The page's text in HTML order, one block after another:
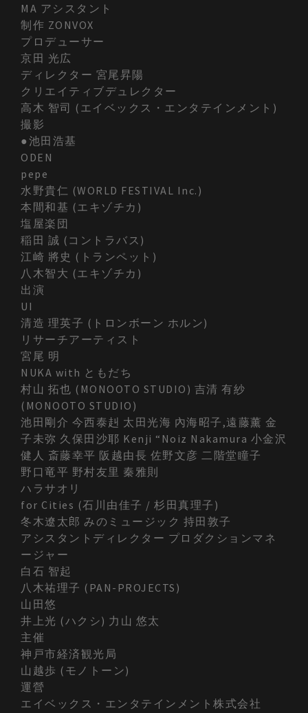
MA アシスタント
制作 ZONVOX
プロデューサー
京田 光広
ディレクター 宮尾昇陽
クリエイティブデュレクター
高木 智司 (エイベックス・エンタテインメント)
撮影
●池田浩基
ODEN
pepe
水野貴仁 (WORLD FESTIVAL Inc.)
本間和基 (エキゾチカ)
塩屋楽団
稲田 誠 (コントラバス)
江崎 將史 (トランペット)
八木智大 (エキゾチカ)
出演
UI
清造 理英子 (トロンボーン ホルン)
リサーチアーティスト
宮尾 明
NUKA with ともだち
村山 拓也 (MONOOTO STUDIO) 吉清 有紗
(MONOOTO STUDIO)
池田剛介 今西泰赳 太田光海 內海昭子,遠藤薰 金
子未弥 久保田沙耶 Kenji “Noiz Nakamura 小金沢
健人 斎藤幸平 阪越由長 佐野文彦 二階堂瞳子
野口竜平 野村友里 秦雅則
ハラサオリ
for Cities (石川由佳子 / 杉田真理子)
冬木遼太郎 みのミュージック 持田敦子
アシスタントディレクター プロダクションマネ
ージャー
白石 智起
八木祐理子 (PAN-PROJECTS)
山田悠
井上光 (ハクシ) 力山 悠太
主催
神戸市経済観光局
山越歩 (モノトーン)
運營
エイベックス・エンタテインメント株式会社